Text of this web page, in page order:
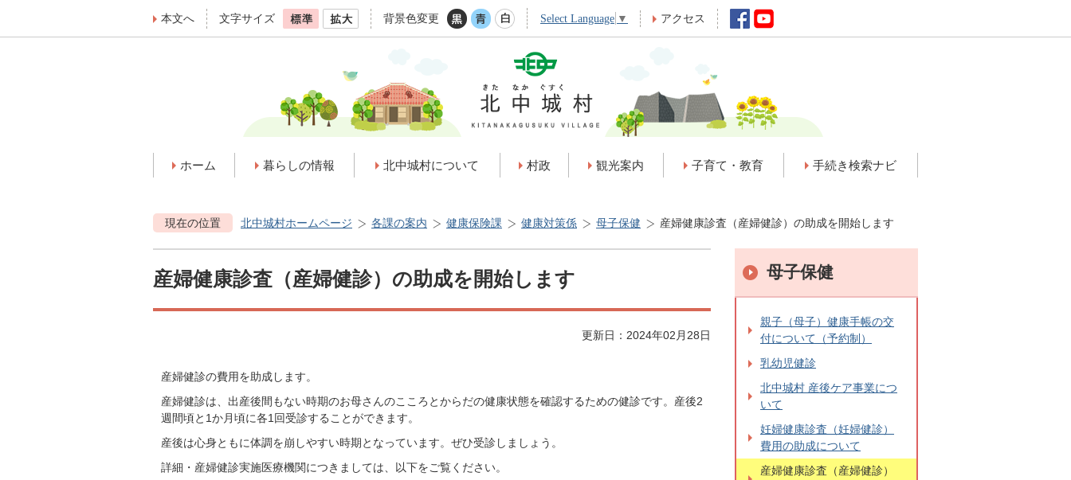
本文へ 文字サイズ 背景色変更 Select Language ▼ アクセス
ホーム 暮らしの情報 北中城村について 村政 観光案内 子育て・教育 手続き検索ナビ
現在の位置 北中城村ホームページ 各課の案内 健康保険課 健康対策係 母子保健 産婦健康診査（産婦健診）の助成を開始します
産婦健康診査（産婦健診）の助成を開始します
更新日：2024年02月28日
産婦健診の費用を助成します。
産婦健診は、出産後間もない時期のお母さんのこころとからだの健康状態を確認するための健診です。産後2
週間頃と1か月頃に各1回受診することができます。
産後は心身ともに体調を崩しやすい時期となっています。ぜひ受診しましょう。
詳細・産婦健診実施医療機関につきましては、以下をご覧ください。
母子保健
親子（母子）健康手帳の交
付について（予約制）
乳幼児健診
北中城村 産後ケア事業につ
いて
妊婦健康診査（妊婦健診）
費用の助成について
産婦健康診査（産婦健診）